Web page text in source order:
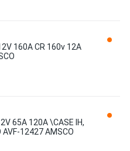
160A CR 160v 12A
65A 120A \CASE IH,
AVF-12427 AMSCO